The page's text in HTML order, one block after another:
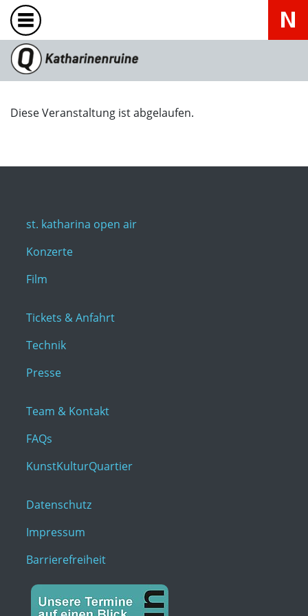
Diese Veranstaltung ist abgelaufen.
st. katharina open air
Konzerte
Film
Tickets & Anfahrt
Technik
Presse
Team & Kontakt
FAQs
KunstKulturQuartier
Datenschutz
Impressum
Barrierefreiheit